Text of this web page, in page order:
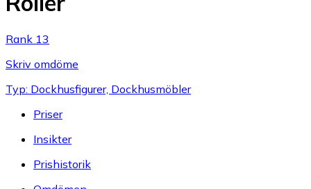
Rank 13
Skriv omdöme
Typ: Dockhusfigurer, Dockhusmöbler
Priser
Insikter
Prishistorik